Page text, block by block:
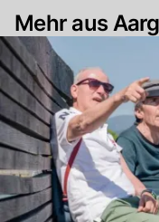
Mehr aus